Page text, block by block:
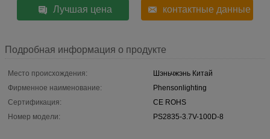
Лучшая цена контактные данные
Подробная информация о продукте
Место происхождения:
Шэньчжэнь Китай
Фирменное наименование:
Phensonlighting
Сертификация:
CE ROHS
Номер модели:
PS2835-3.7V-100D-8